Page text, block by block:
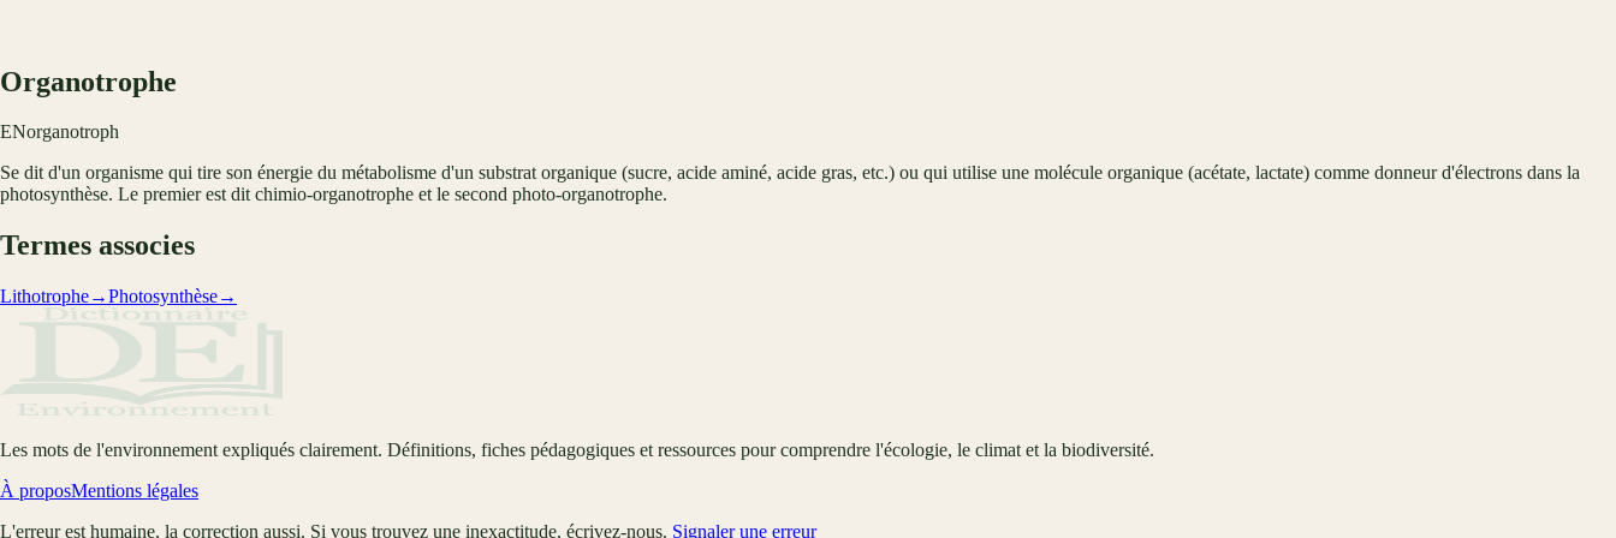
Organotrophe
ENorganotroph
Se dit d'un organisme qui tire son énergie du métabolisme d'un substrat organique (sucre, acide aminé, acide gras, etc.) ou qui utilise une molécule organique (acétate, lactate) comme donneur d'électrons dans la
photosynthèse. Le premier est dit chimio-organotrophe et le second photo-organotrophe.
Termes associes
Lithotrophe→Photosynthèse→
Les mots de l'environnement expliqués clairement. Définitions, fiches pédagogiques et ressources pour comprendre l'écologie, le climat et la biodiversité.
À proposMentions légales
L'erreur est humaine, la correction aussi. Si vous trouvez une inexactitude, écrivez-nous. Signaler une erreur